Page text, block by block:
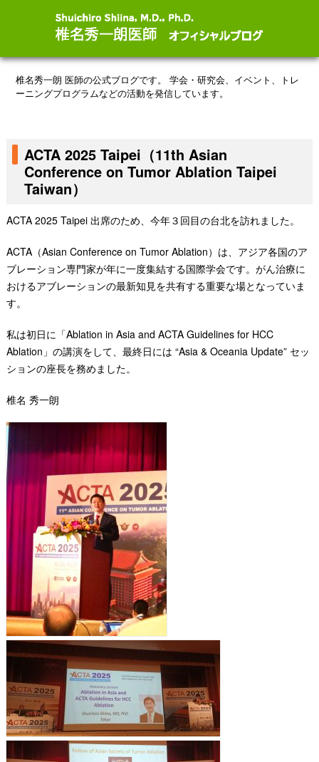
椎名秀一朗 医師の公式ブログです。
学会・研究会、イベント、トレ
ーニングプログラムなどの活動を発信しています。
ACTA 2025 Taipei（11th Asian
Conference on Tumor Ablation Taipei
Taiwan）
ACTA 2025 Taipei 出席のため、今年３回目の台北を訪れました。
ACTA（Asian Conference on Tumor Ablation）は、アジア各国のア
ブレーション専門家が年に一度集結する国際学会です。がん治療に
おけるアブレーションの最新知見を共有する重要な場となっていま
す。
私は初日に「Ablation in Asia and ACTA Guidelines for HCC
Ablation」の講演をして、最終日には “Asia & Oceania Update” セッ
ションの座長を務めました。
椎名 秀一朗